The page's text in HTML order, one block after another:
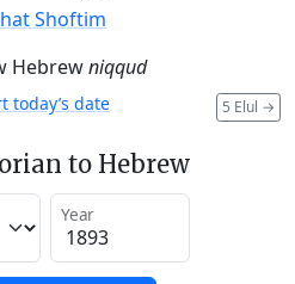
Shoftim
Hebrewniqqud
5 Elul →
today’s date
to Hebrew
Year